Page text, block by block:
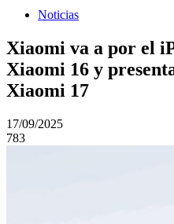
Noticias
Xiaomi va a por el
Xiaomi 16 y
Xiaomi 17
17/09/2025
783